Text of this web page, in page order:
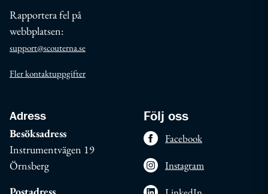
Rapportera fel på
webbplatsen:
support@scouterna.se
Fler kontaktuppgifter
Adress
Besöksadress
Instrumentvägen 19
Örnsberg
Följ oss
Facebook
Instagram